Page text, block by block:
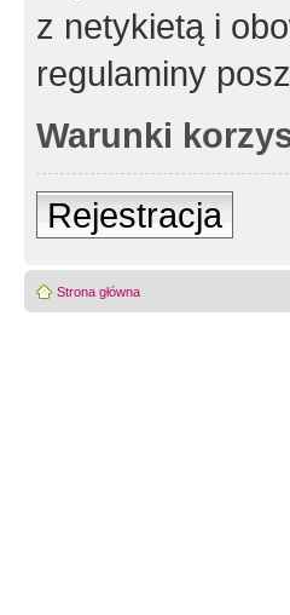
z netykietą i
regulaminy
Warunki
Rejestracja
Strona główna